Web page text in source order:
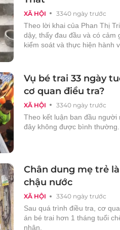
XÃ HỘI 3340 ngày trước
Theo lời khai của Phan Thị
dậy, thấy đau đầu và có
kiểm soát và thực hiện hành
XÃ HỘI 3340 ngày trước
Vụ bé trai 33 ngày
cơ quan điều tra?
Theo kết luận ban đầu người
đây không được bình thường.
XÃ HỘI 3340 ngày trước
Chân dung mẹ trẻ
chậu nước
Sau quá trình điều tra, cơ
án bé trai hơn 1 tháng tuổi
nhân.